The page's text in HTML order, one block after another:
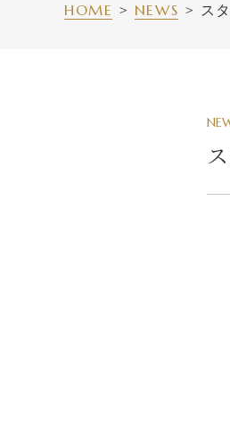
HOME NEWS ス